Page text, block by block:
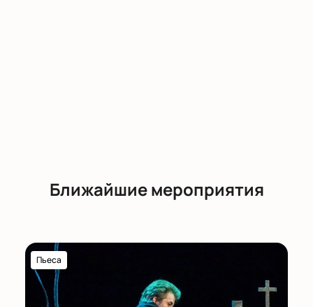
Ближайшие мероприятия
Пьеса